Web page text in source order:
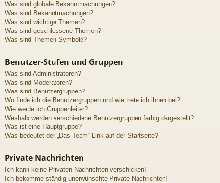
Was sind globale Bekanntmachungen?
Was sind Bekanntmachungen?
Was sind wichtige Themen?
Was sind geschlossene Themen?
Was sind Themen-Symbole?
Benutzer-Stufen und Gruppen
Was sind Administratoren?
Was sind Moderatoren?
Was sind Benutzergruppen?
Wo finde ich die Benutzergruppen und wie trete ich ihnen bei?
Wie werde ich Gruppenleiter?
Weshalb werden verschiedene Benutzergruppen farbig dargestellt?
Was ist eine Hauptgruppe?
Was bedeutet der „Das Team“-Link auf der Startseite?
Private Nachrichten
Ich kann keine Privaten Nachrichten verschicken!
Ich bekomme ständig unerwünschte Private Nachrichten!